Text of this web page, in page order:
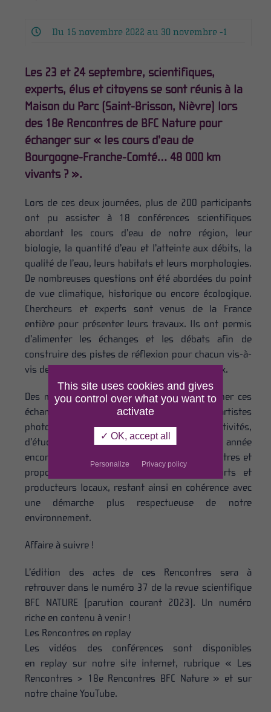
Du 15 novembre 2022 au 30 novembre -1
Les 23 et 24 septembre, scientifiques,
experts, élus et citoyens se sont réunis à la
Maison du Parc (Saint-Brisson, Nièvre) lors
des 18e Rencontres de BFC Nature pour
échanger sur « les cours d’eau de
Bourgogne-Franche-Comté… 48 000 km
vivants ? ».
Lors de ces deux journées, plus de 200 participants
ont pu assister à 18 conférences scientifiques
abordant les cours d’eau de notre région, leur
biologie, la quantité d’eau et l’atteinte aux débits, la
qualité de l’eau, leurs habitats et leurs morphologies.
De nombreuses questions ont été abordées du point
de vue climatique, historique ou encore écologique.
Chercheurs et experts sont venus de la France
entière pour présenter leurs travaux. Ils ont permis
d’alimenter les échanges et les débats afin de
construire des pistes de réflexion pour chacun vis-à-
vis de cette thématique aux enjeux primordiaux.
Des moments conviviaux venaient accompagner ces
échanges, autour d’expositions d’artistes
photographes, ou encore de présentation d’activités,
d’études et d’outils pédagogiques. Cette année
encore, le Bistrot du Parc accueillait les Rencontres et
proposait des repas issus de circuits courts et
producteurs locaux, restant ainsi en cohérence avec
une démarche plus respectueuse de notre
environnement.
Affaire à suivre !
L’édition des actes de ces Rencontres sera à
retrouver dans le numéro 37 de la revue scientifique
BFC NATURE (parution courant 2023). Un numéro
riche en contenu à venir !
Les Rencontres en replay
Les vidéos des conférences sont disponibles
en replay sur notre site internet, rubrique « Les
Rencontres > 18e Rencontres BFC Nature » et sur
notre chaine YouTube.
This site uses cookies and gives
you control over what you want to
activate
✓ OK, accept all
Personalize Privacy policy